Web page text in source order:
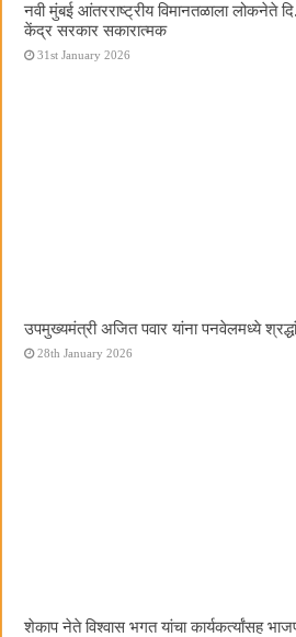
नवी मुंबई आंतरराष्ट्रीय विमानतळाला लोकनेते
केंद्र सरकार सकारात्मक
31st January 2026
उपमुख्यमंत्री अजित पवार यांना पनवेलमध्ये
28th January 2026
शेकाप नेते विश्वास भगत यांचा कार्यकर्त्यांसह